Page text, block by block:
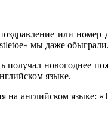
или номер
мы даже обыграли.
получал новогоднее
языке.
на английском языке: